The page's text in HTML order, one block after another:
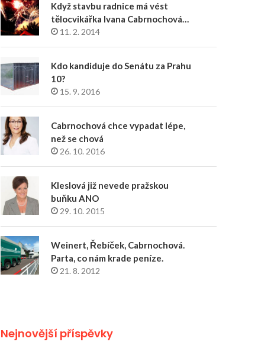
Když stavbu radnice má vést
tělocvikářka Ivana Cabrnochová…
11. 2. 2014
Kdo kandiduje do Senátu za Prahu
10?
15. 9. 2016
Cabrnochová chce vypadat lépe,
než se chová
26. 10. 2016
Kleslová již nevede pražskou
buňku ANO
29. 10. 2015
Weinert, Řebíček, Cabrnochová.
Parta, co nám krade peníze.
21. 8. 2012
Nejnovější příspěvky